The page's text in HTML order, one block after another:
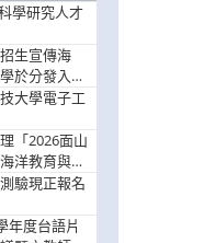
學研究人才
生宣傳海
於分發入學
大學電子工
用於智慧半
報名參加
「2026面山
洋教育與戶
報名參加
驗現正報名
年度台語片